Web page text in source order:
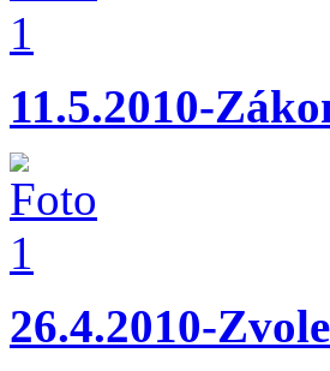
11.5.2010-
26.4.2010-